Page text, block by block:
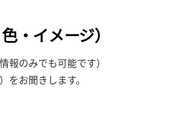
・イメージ）
のみでも可能です）
お聞きします。